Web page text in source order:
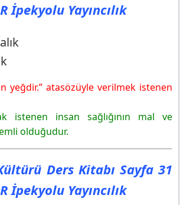
İpekyolu Yayıncılık
yeğdir.” atasözüyle verilmek istenen
istenen insan sağlığının mal ve
olduğudur.
Ders Kitabı Sayfa 31
İpekyolu Yayıncılık